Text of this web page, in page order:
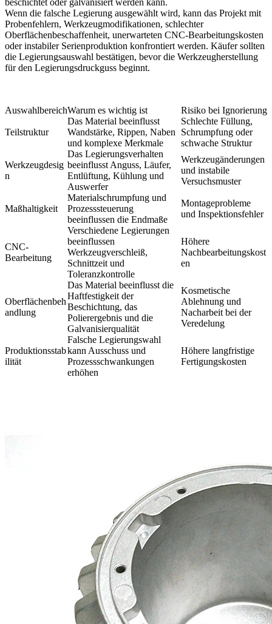
beschichtet oder galvanisiert werden kann.
Wenn die falsche Legierung ausgewählt wird, kann das Projekt mit
Probenfehlern, Werkzeugmodifikationen, schlechter
Oberflächenbeschaffenheit, unerwarteten CNC-Bearbeitungskosten
oder instabiler Serienproduktion konfrontiert werden. Käufer sollten
die Legierungsauswahl bestätigen, bevor die Werkzeugherstellung
für den Legierungsdruckguss beginnt.
AuswahlbereichWarum es wichtig ist Risiko bei Ignorierung
Teilstruktur
Das Material beeinflusst
Wandstärke, Rippen, Naben
und komplexe Merkmale
Schlechte Füllung,
Schrumpfung oder
schwache Struktur
Werkzeugdesig
n
Das Legierungsverhalten
beeinflusst Anguss, Läufer,
Entlüftung, Kühlung und
Auswerfer
Werkzeugänderungen
und instabile
Versuchsmuster
Maßhaltigkeit
Materialschrumpfung und
Prozesssteuerung
beeinflussen die Endmaße
Montageprobleme
und Inspektionsfehler
CNC-
Bearbeitung
Verschiedene Legierungen
beeinflussen
Werkzeugverschleiß,
Schnittzeit und
Toleranzkontrolle
Höhere
Nachbearbeitungskost
en
Oberflächenbeh
andlung
Das Material beeinflusst die
Haftfestigkeit der
Beschichtung, das
Polierergebnis und die
Galvanisierqualität
Kosmetische
Ablehnung und
Nacharbeit bei der
Veredelung
Produktionsstab
ilität
Falsche Legierungswahl
kann Ausschuss und
Prozessschwankungen
erhöhen
Höhere langfristige
Fertigungskosten